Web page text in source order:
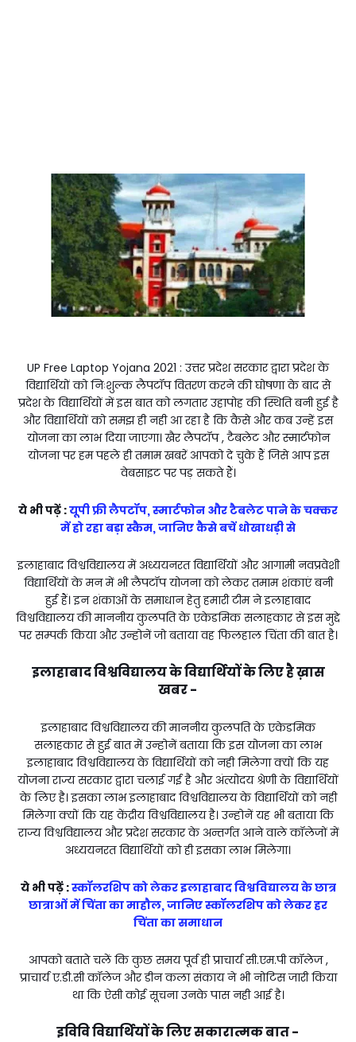
UP Free Laptop Yojana 2021 : उत्तर प्रदेश सरकार द्वारा प्रदेश के
विद्यार्थियों को निःशुल्क लैपटॉप वितरण करने की घोषणा के बाद से
प्रदेश के विद्यार्थियों में इस बात को लगतार उहापोह की स्थिति बनी हुई है
और विद्यार्थियों को समझ ही नही आ रहा है कि कैसे और कब उन्हें इस
योजना का लाभ दिया जाएगा। खैर लैपटॉप , टैबलेट और स्मार्टफोन
योजना पर हम पहले ही तमाम खबरें आपको दे चुके हैं जिसे आप इस
वेबसाइट पर पड़ सकते हैं।
ये भी पढ़ें :यूपी फ्री लैपटॉप, स्मार्टफोन और टैबलेट पाने के चक्कर
में हो रहा बड़ा स्कैम, जानिए कैसे बचें धोखाधड़ी से
इलाहाबाद विश्वविद्यालय में अध्ययनरत विद्यार्थियों और आगामी नवप्रवेशी
विद्यार्थियों के मन में भी लैपटॉप योजना को लेकर तमाम शंकाएं बनी
हुई हैं। इन शंकाओं के समाधान हेतु हमारी टीम ने इलाहाबाद
विश्वविद्यालय की माननीय कुलपति के एकेडमिक सलाहकार से इस मुद्दे
पर सम्पर्क किया और उन्होनें जो बताया वह फिलहाल चिंता की बात है।
इलाहाबाद विश्वविद्यालय के विद्यार्थियों के लिए है ख़ास
खबर -
इलाहाबाद विश्वविद्यालय की माननीय कुलपति के एकेडमिक
सलाहकार से हुई बात में उन्होनें बताया कि इस योजना का लाभ
इलाहाबाद विश्वविद्यालय के विद्यार्थियों को नही मिलेगा क्यों कि यह
योजना राज्य सरकार द्वारा चलाई गई है और अंत्योदय श्रेणी के विद्यार्थियों
के लिए है। इसका लाभ इलाहाबाद विश्वविद्यालय के विद्यार्थियों को नही
मिलेगा क्यों कि यह केंद्रीय विश्वविद्यालय है। उन्होनें यह भी बताया कि
राज्य विश्वविद्यालय और प्रदेश सरकार के अन्तर्गत आने वाले कॉलेजों में
अध्ययनरत विद्यार्थियों को ही इसका लाभ मिलेगा।
ये भी पढ़ें :स्कॉलरशिप को लेकर इलाहाबाद विश्वविद्यालय के छात्र
छात्राओं में चिंता का माहौल, जानिए स्कॉलरशिप को लेकर हर
चिंता का समाधान
आपको बताते चलें कि कुछ समय पूर्व ही प्राचार्य सी.एम.पी कॉलेज ,
प्राचार्य ए.डी.सी कॉलेज और डीन कला संकाय ने भी नोटिस जारी किया
था कि ऐसी कोई सूचना उनके पास नही आई है।
इविवि विद्यार्थियों के लिए सकारात्मक बात -